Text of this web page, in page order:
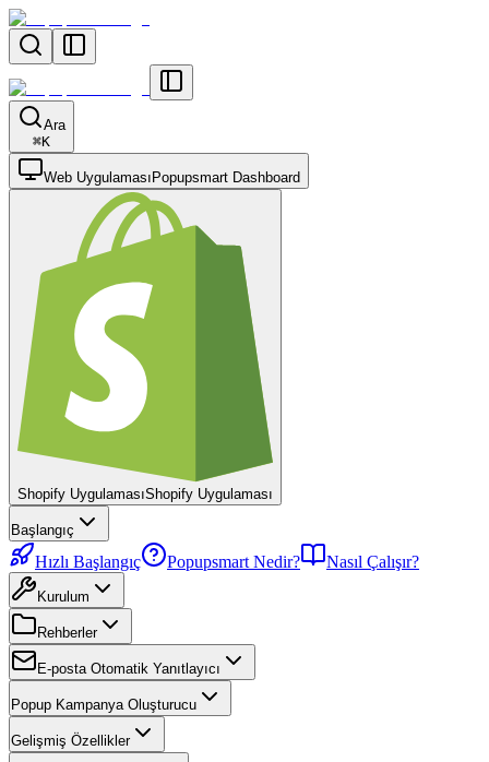
Ara
⌘K
Web Uygulaması Popupsmart Dashboard
Shopify UygulamasıShopify Uygulaması
Başlangıç
Hızlı Başlangıç Popupsmart Nedir? Nasıl Çalışır?
Kurulum
Rehberler
E-posta Otomatik Yanıtlayıcı
Popup Kampanya Oluşturucu
Gelişmiş Özellikler